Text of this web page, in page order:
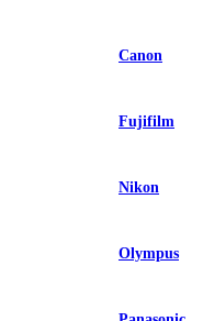
Canon
Fujifilm
Nikon
Olympus